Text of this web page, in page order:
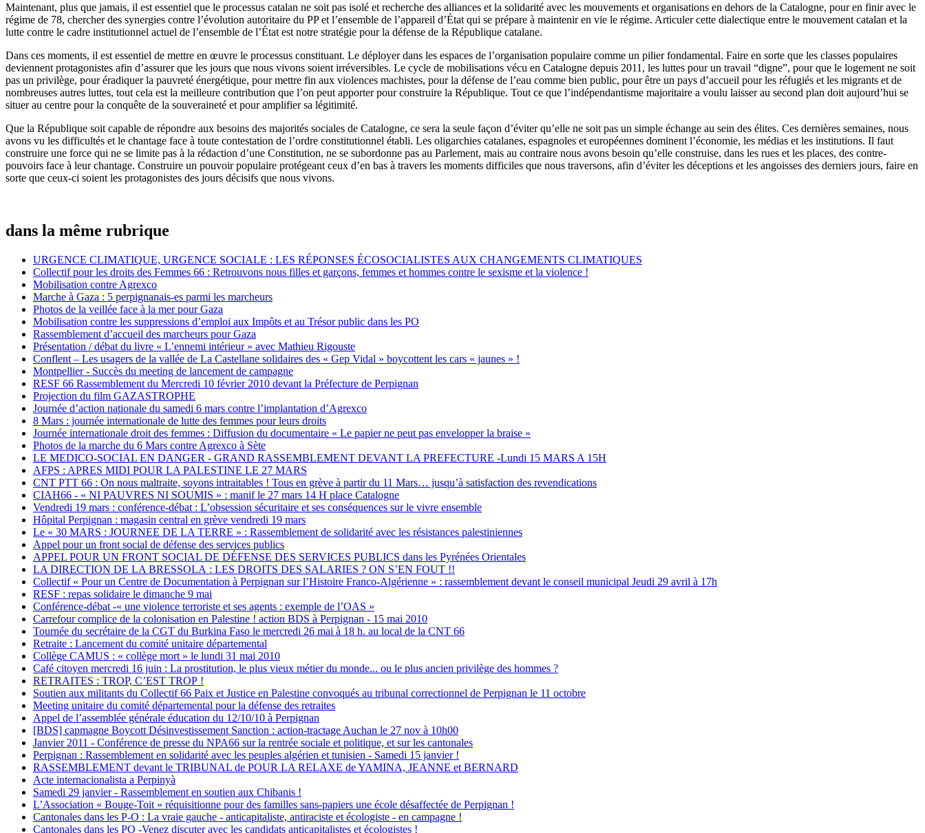
Maintenant, plus que jamais, il est essentiel que le processus catalan ne soit pas isolé et recherche des alliances et la solidarité avec les mouvements et organisations en dehors de la Catalogne, pour en finir avec le
régime de 78, chercher des synergies contre l’évolution autoritaire du PP et l’ensemble de l’appareil d’État qui se prépare à maintenir en vie le régime. Articuler cette dialectique entre le mouvement catalan et la
lutte contre le cadre institutionnel actuel de l’ensemble de l’État est notre stratégie pour la défense de la République catalane.
Dans ces moments, il est essentiel de mettre en œuvre le processus constituant. Le déployer dans les espaces de l’organisation populaire comme un pilier fondamental. Faire en sorte que les classes populaires
deviennent protagonistes afin d’assurer que les jours que nous vivons soient irréversibles. Le cycle de mobilisations vécu en Catalogne depuis 2011, les luttes pour un travail “digne”, pour que le logement ne soit
pas un privilège, pour éradiquer la pauvreté énergétique, pour mettre fin aux violences machistes, pour la défense de l’eau comme bien public, pour être un pays d’accueil pour les réfugiés et les migrants et de
nombreuses autres luttes, tout cela est la meilleure contribution que l’on peut apporter pour construire la République. Tout ce que l’indépendantisme majoritaire a voulu laisser au second plan doit aujourd’hui se
situer au centre pour la conquête de la souveraineté et pour amplifier sa légitimité.
Que la République soit capable de répondre aux besoins des majorités sociales de Catalogne, ce sera la seule façon d’éviter qu’elle ne soit pas un simple échange au sein des élites. Ces dernières semaines, nous
avons vu les difficultés et le chantage face à toute contestation de l’ordre constitutionnel établi. Les oligarchies catalanes, espagnoles et européennes dominent l’économie, les médias et les institutions. Il faut
construire une force qui ne se limite pas à la rédaction d’une Constitution, ne se subordonne pas au Parlement, mais au contraire nous avons besoin qu’elle construise, dans les rues et les places, des contre-
pouvoirs face à leur chantage. Construire un pouvoir populaire protégeant ceux d’en bas à travers les moments difficiles que nous traversons, afin d’éviter les déceptions et les angoisses des derniers jours, faire en
sorte que ceux-ci soient les protagonistes des jours décisifs que nous vivons.
dans la même rubrique
URGENCE CLIMATIQUE, URGENCE SOCIALE : LES RÉPONSES ÉCOSOCIALISTES AUX CHANGEMENTS CLIMATIQUES
Collectif pour les droits des Femmes 66 : Retrouvons nous filles et garçons, femmes et hommes contre le sexisme et la violence !
Mobilisation contre Agrexco
Marche à Gaza : 5 perpignanais-es parmi les marcheurs
Photos de la veillée face à la mer pour Gaza
Mobilisation contre les suppressions d’emploi aux Impôts et au Trésor public dans les PO
Rassemblement d’accueil des marcheurs pour Gaza
Présentation / débat du livre « L’ennemi intérieur » avec Mathieu Rigouste
Conflent – Les usagers de la vallée de La Castellane solidaires des « Gep Vidal » boycottent les cars « jaunes » !
Montpellier - Succès du meeting de lancement de campagne
RESF 66 Rassemblement du Mercredi 10 février 2010 devant la Préfecture de Perpignan
Projection du film GAZASTROPHE
Journée d’action nationale du samedi 6 mars contre l’implantation d’Agrexco
8 Mars : journée internationale de lutte des femmes pour leurs droits
Journée internationale droit des femmes : Diffusion du documentaire « Le papier ne peut pas envelopper la braise »
Photos de la marche du 6 Mars contre Agrexco à Sète
LE MEDICO-SOCIAL EN DANGER - GRAND RASSEMBLEMENT DEVANT LA PREFECTURE -Lundi 15 MARS A 15H
AFPS : APRES MIDI POUR LA PALESTINE LE 27 MARS
CNT PTT 66 : On nous maltraite, soyons intraitables ! Tous en grève à partir du 11 Mars… jusqu’à satisfaction des revendications
CIAH66 - « NI PAUVRES NI SOUMIS » : manif le 27 mars 14 H place Catalogne
Vendredi 19 mars : conférence-débat : L’obsession sécuritaire et ses conséquences sur le vivre ensemble
Hôpital Perpignan : magasin central en grève vendredi 19 mars
Le « 30 MARS : JOURNEE DE LA TERRE » : Rassemblement de solidarité avec les résistances palestiniennes
Appel pour un front social de défense des services publics
APPEL POUR UN FRONT SOCIAL DE DÉFENSE DES SERVICES PUBLICS dans les Pyrénées Orientales
LA DIRECTION DE LA BRESSOLA : LES DROITS DES SALARIES ? ON S’EN FOUT !!
Collectif « Pour un Centre de Documentation à Perpignan sur l’Histoire Franco-Algérienne » : rassemblement devant le conseil municipal Jeudi 29 avril à 17h
RESF : repas solidaire le dimanche 9 mai
Conférence-débat -« une violence terroriste et ses agents : exemple de l’OAS »
Carrefour complice de la colonisation en Palestine ! action BDS à Perpignan - 15 mai 2010
Tournée du secrétaire de la CGT du Burkina Faso le mercredi 26 mai à 18 h. au local de la CNT 66
Retraite : Lancement du comité unitaire départemental
Collège CAMUS : « collège mort » le lundi 31 mai 2010
Café citoyen mercredi 16 juin : La prostitution, le plus vieux métier du monde... ou le plus ancien privilège des hommes ?
RETRAITES : TROP, C’EST TROP !
Soutien aux militants du Collectif 66 Paix et Justice en Palestine convoqués au tribunal correctionnel de Perpignan le 11 octobre
Meeting unitaire du comité départemental pour la défense des retraites
Appel de l’assemblée générale éducation du 12/10/10 à Perpignan
[BDS] capmagne Boycott Désinvestissement Sanction : action-tractage Auchan le 27 nov à 10h00
Janvier 2011 - Conférence de presse du NPA66 sur la rentrée sociale et politique, et sur les cantonales
Perpignan : Rassemblement en solidarité avec les peuples algérien et tunisien - Samedi 15 janvier !
RASSEMBLEMENT devant le TRIBUNAL de POUR LA RELAXE de YAMINA, JEANNE et BERNARD
Acte internacionalista a Perpinyà
Samedi 29 janvier - Rassemblement en soutien aux Chibanis !
L’Association « Bouge-Toit » réquisitionne pour des familles sans-papiers une école désaffectée de Perpignan !
Cantonales dans les P-O : La vraie gauche - anticapitaliste, antiraciste et écologiste - en campagne !
Cantonales dans les PO -Venez discuter avec les candidats anticapitalistes et écologistes !